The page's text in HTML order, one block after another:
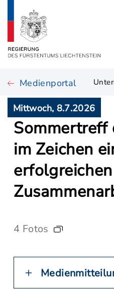
Medienportal
Mittwoch, 8.7.2026
Sommertreff
im Zeichen
erfolgreichen
4 Fotos